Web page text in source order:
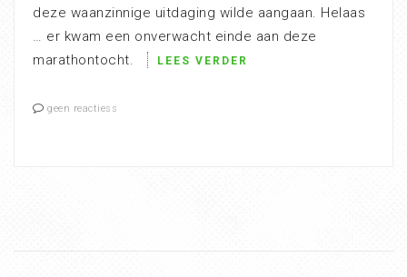
deze waanzinnige uitdaging wilde aangaan. Helaas
… er kwam een onverwacht einde aan deze
marathontocht.
LEES VERDER
geen reactiess